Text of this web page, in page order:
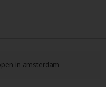
in amsterdam